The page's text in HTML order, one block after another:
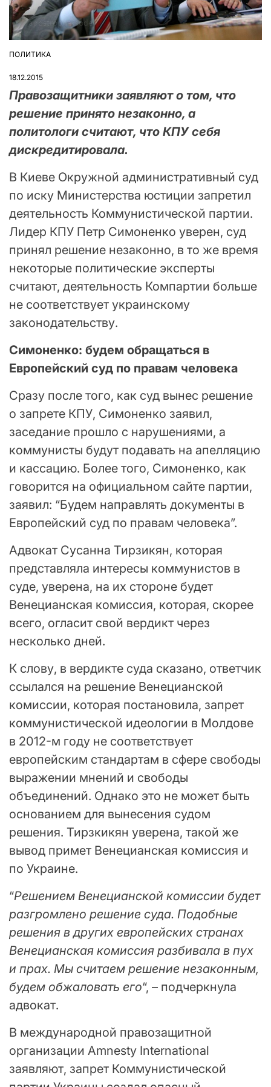
ОПУБЛІКУВАТИ
ПОЛИТИКА
18.12.2015
Правозащитники заявляют о том, что
решение принято незаконно, а
политологи считают, что КПУ себя
дискредитировала.
В Киеве Окружной административный суд
по иску Министерства юстиции запретил
деятельность Коммунистической партии.
Лидер КПУ Петр Симоненко уверен, суд
принял решение незаконно, в то же время
некоторые политические эксперты
считают, деятельность Компартии больше
не соответствует украинскому
законодательству.
Симоненко: будем обращаться в
Европейский суд по правам человека
Сразу после того, как суд вынес решение
о запрете КПУ, Симоненко заявил,
заседание прошло с нарушениями, а
коммунисты будут подавать на апелляцию
и кассацию. Более того, Симоненко, как
говорится на официальном сайте партии,
заявил: “Будем направлять документы в
Европейский суд по правам человека”.
Адвокат Сусанна Тирзикян, которая
представляла интересы коммунистов в
суде, уверена, на их стороне будет
Венецианская комиссия, которая, скорее
всего, огласит свой вердикт через
несколько дней.
К слову, в вердикте суда сказано, ответчик
ссылался на решение Венецианской
комиссии, которая постановила, запрет
коммунистической идеологии в Молдове
в 2012-м году не соответствует
европейским стандартам в сфере свободы
выражении мнений и свободы
объединений. Однако это не может быть
основанием для вынесения судом
решения. Тирзкикян уверена, такой же
вывод примет Венецианская комиссия и
по Украине.
“Решением Венецианской комиссии будет
разгромлено решение суда. Подобные
решения в других европейских странах
Венецианская комиссия разбивала в пух
и прах. Мы считаем решение незаконным,
будем обжаловать его“, – подчеркнула
адвокат.
В международной правозащитной
организации Amnesty International
заявляют, запрет Коммунистической